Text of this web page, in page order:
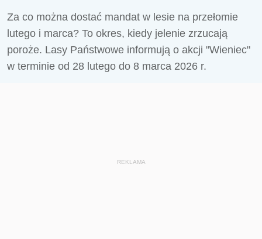
Za co można dostać mandat w lesie na przełomie
lutego i marca? To okres, kiedy jelenie zrzucają
poroże. Lasy Państwowe informują o akcji "Wieniec"
w terminie od 28 lutego do 8 marca 2026 r.
REKLAMA